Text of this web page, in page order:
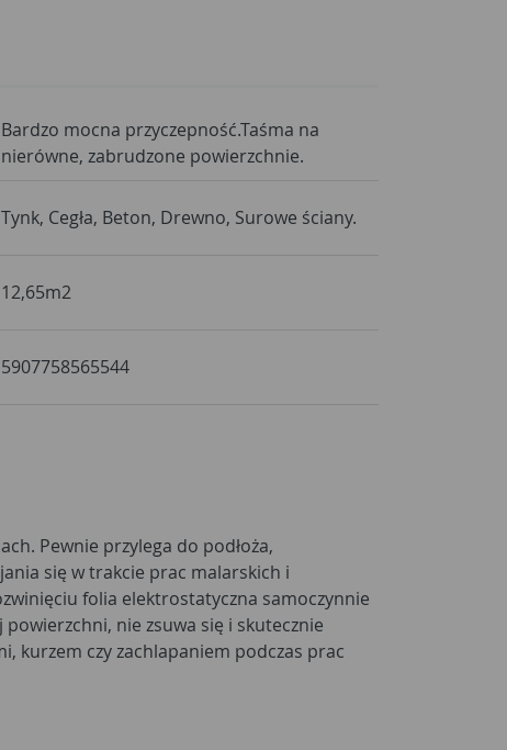
Bardzo mocna przyczepność.Taśma na
nierówne, zabrudzone powierzchnie.
Tynk, Cegła, Beton, Drewno, Surowe ściany.
12,65m2
5907758565544